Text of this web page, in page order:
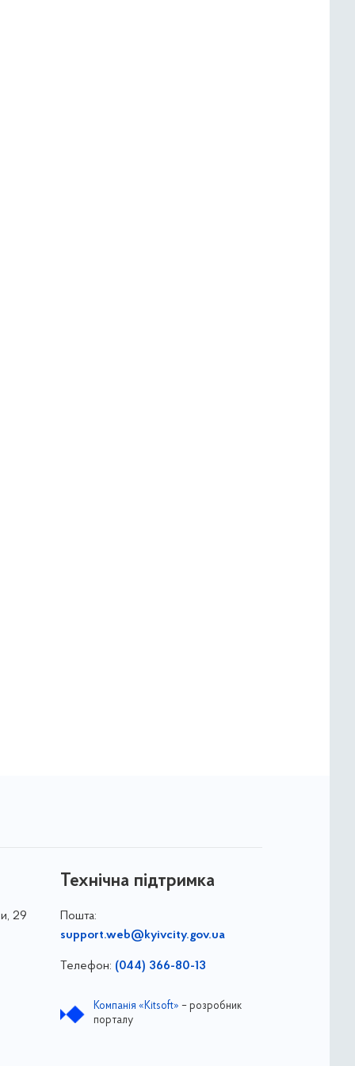
29
Технічна підтримка
Пошта:
support.web@kyivcity.gov.ua
Телефон: (044) 366-80-13
Компанія «Kitsoft» – розробник
порталу